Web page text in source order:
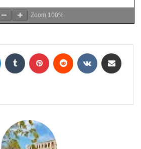
Zoom 100%
Linkedin Tumblr Pinterest Reddit VKontakte